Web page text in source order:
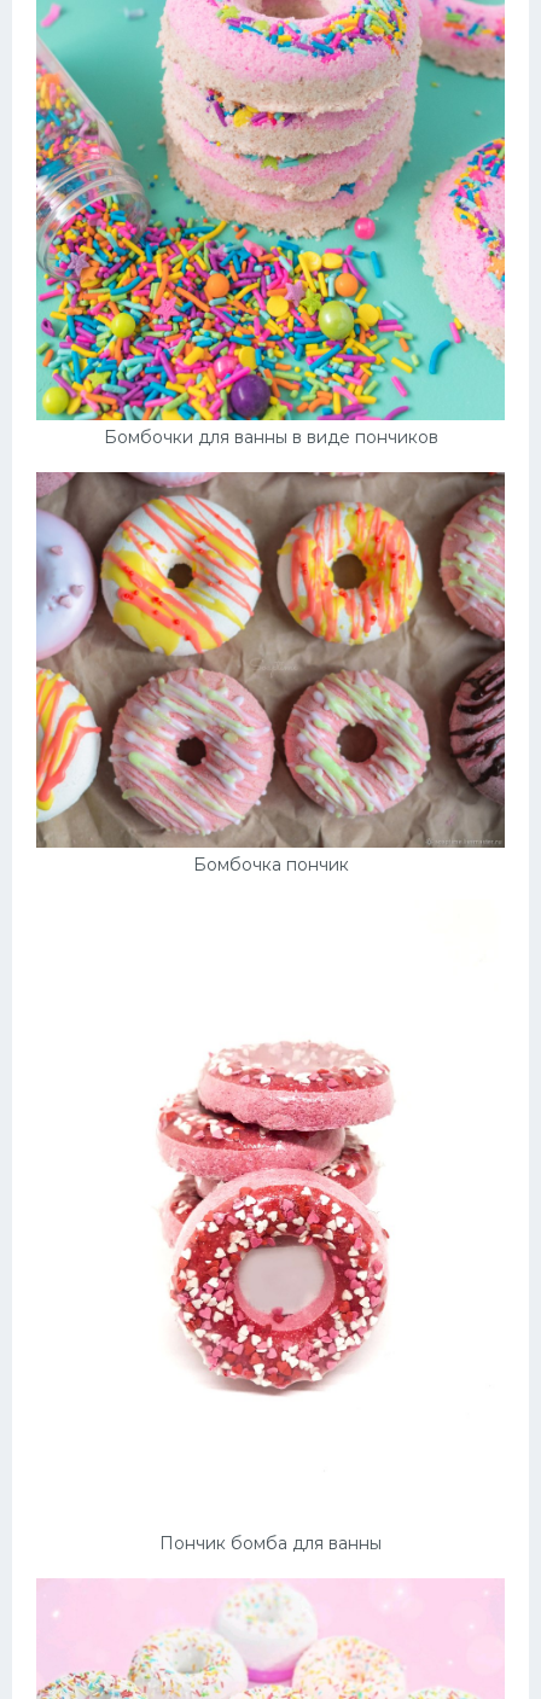
Бомбочки для ванны в виде пончиков
Бомбочка пончик
Пончик бомба для ванны